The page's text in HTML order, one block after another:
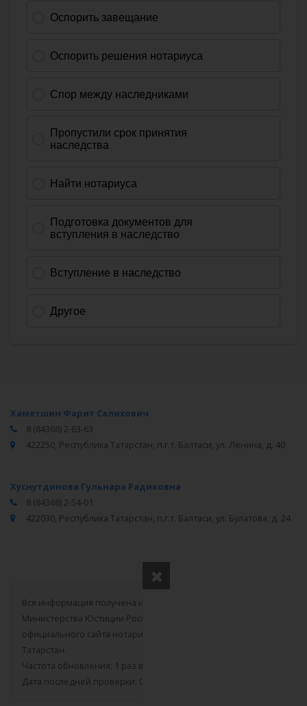
Хаметшин Фарит Салихович
8 (84368) 2-63-63
422250, Республика Татарстан, п.г.т. Балтаси, ул. Ленина, д. 40
Хуснутдинова Гульнара Радиковна
8 (84368) 2-54-01
422030, Республика Татарстан, п.г.т. Балтаси, ул. Булатова, д. 24
Вся информация получена из открытого реестра
Министерства Юстиции Российской Федерации и с
официального сайта нотариальной палаты Республики
Татарстан.
Частота обновления: 1 раз в неделю.
Дата последней проверки: 03.08.2026